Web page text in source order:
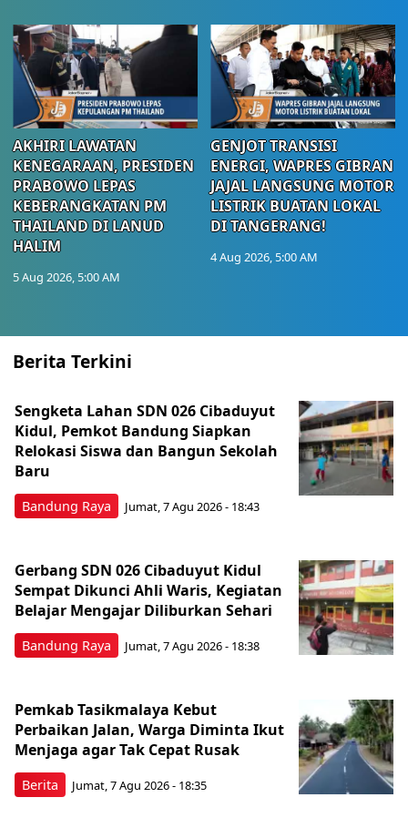
AKHIRI LAWATAN
KENEGARAAN, PRESIDEN
PRABOWO LEPAS
KEBERANGKATAN PM
THAILAND DI LANUD
HALIM
5 Aug 2026, 5:00 AM
GENJOT TRANSISI
ENERGI, WAPRES GIBRAN
JAJAL LANGSUNG MOTOR
LISTRIK BUATAN LOKAL
DI TANGERANG!
4 Aug 2026, 5:00 AM
Berita Terkini
Bandung Raya
Sengketa Lahan SDN 026 Cibaduyut
Kidul, Pemkot Bandung Siapkan
Relokasi Siswa dan Bangun Sekolah
Baru
Jumat, 7 Agu 2026 - 18:43
Bandung Raya
Gerbang SDN 026 Cibaduyut Kidul
Sempat Dikunci Ahli Waris, Kegiatan
Belajar Mengajar Diliburkan Sehari
Jumat, 7 Agu 2026 - 18:38
Berita
Pemkab Tasikmalaya Kebut
Perbaikan Jalan, Warga Diminta Ikut
Menjaga agar Tak Cepat Rusak
Jumat, 7 Agu 2026 - 18:35